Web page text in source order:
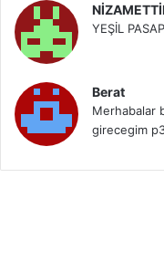
YEŞİL
Berat
Merhabalar
girecegim